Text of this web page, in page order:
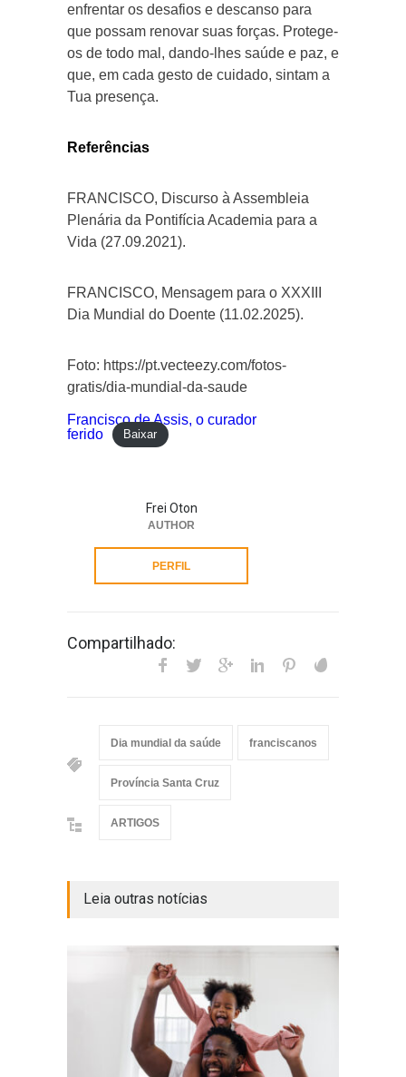
enfrentar os desafios e descanso para
que possam renovar suas forças. Protege-
os de todo mal, dando-lhes saúde e paz, e
que, em cada gesto de cuidado, sintam a
Tua presença.
Referências
FRANCISCO, Discurso à Assembleia
Plenária da Pontifícia Academia para a
Vida (27.09.2021).
FRANCISCO, Mensagem para o XXXIII
Dia Mundial do Doente (11.02.2025).
Foto: https://pt.vecteezy.com/fotos-
gratis/dia-mundial-da-saude
Francisco de Assis, o curador
ferido
Baixar
Frei Oton
AUTHOR
PERFIL
Compartilhado:
Dia mundial da saúde franciscanos
Província Santa Cruz
ARTIGOS
Leia outras notícias